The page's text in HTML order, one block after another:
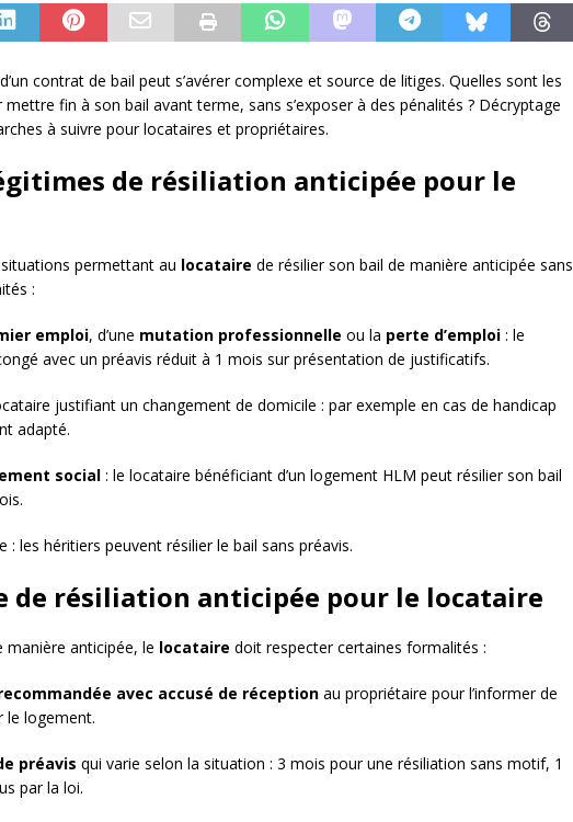
contrat de bail peut s’avérer complexe et source de litiges. Quelles sont les
fin à son bail avant terme, sans s’exposer à des pénalités ? Décryptage
à suivre pour locataires et propriétaires.
de résiliation anticipée pour le
permettant au locataire de résilier son bail de manière anticipée sans
:
emploi, d’une mutation professionnelle ou la perte d’emploi : le
avec un préavis réduit à 1 mois sur présentation de justificatifs.
justifiant un changement de domicile : par exemple en cas de handicap
adapté.
social : le locataire bénéficiant d’un logement HLM peut résilier son bail
: les héritiers peuvent résilier le bail sans préavis.
de résiliation anticipée pour le locataire
manière anticipée, le locataire doit respecter certaines formalités :
avec accusé de réception au propriétaire pour l’informer de
le logement.
préavis qui varie selon la situation : 3 mois pour une résiliation sans motif, 1
par la loi.